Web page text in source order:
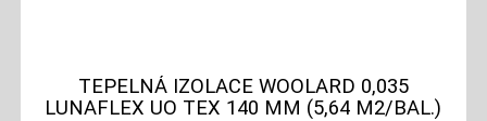
TEPELNÁ IZOLACE WOOLARD 0,035
LUNAFLEX UO TEX 140 MM (5,64 M2/BAL.)